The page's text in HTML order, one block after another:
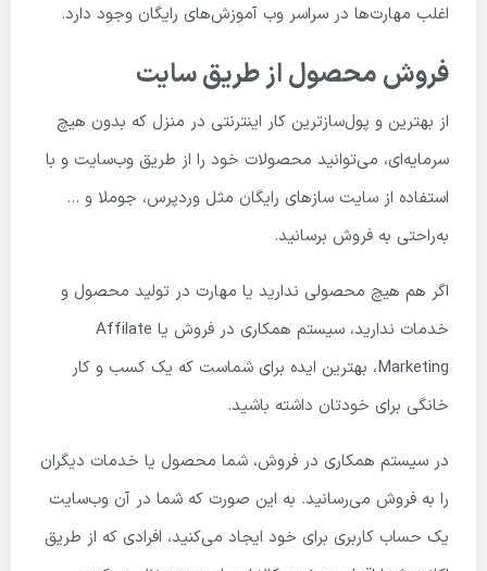
اغلب مهارت‌ها در سراسر وب آموزش‌های رایگان وجود دارد.
فروش محصول از طریق سایت
از بهترین و پول‌سازترین کار اینترنتی در منزل که بدون هیچ
سرمایه‌ای، می‌توانید محصولات خود را از طریق وب‌سایت و با
استفاده از سایت سازهای رایگان مثل وردپرس، جوملا و …
به‌راحتی به فروش برسانید.
اگر هم هیچ محصولی ندارید یا مهارت در تولید محصول و
خدمات ندارید، سیستم همکاری در فروش یا Affilate
Marketing، بهترین ایده برای شماست که یک کسب و کار
خانگی برای خودتان داشته باشید.
در سیستم همکاری در فروش، شما محصول یا خدمات دیگران
را به فروش می‌رسانید. به این صورت که شما در آن وب‌سایت
یک حساب کاربری برای خود ایجاد می‌کنید، افرادی که از طریق